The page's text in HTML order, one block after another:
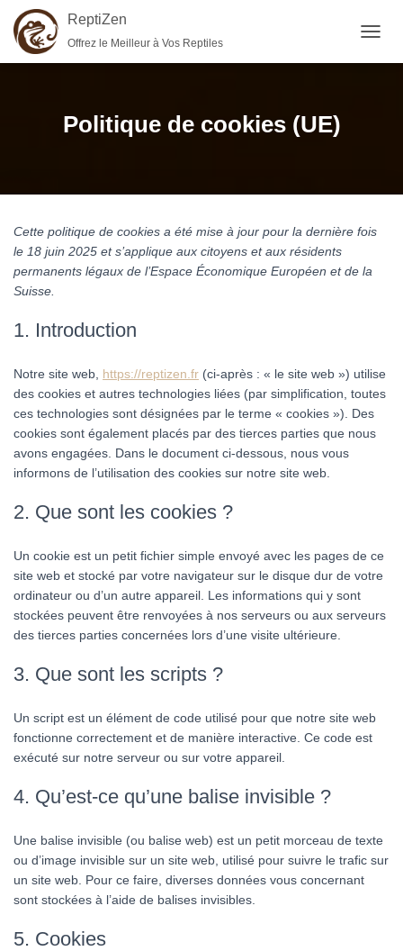
ReptiZen
Offrez le Meilleur à Vos Reptiles
Politique de cookies (UE)
Cette politique de cookies a été mise à jour pour la dernière fois
le 18 juin 2025 et s’applique aux citoyens et aux résidents
permanents légaux de l’Espace Économique Européen et de la
Suisse.
1. Introduction
Notre site web, https://reptizen.fr (ci-après : « le site web ») utilise
des cookies et autres technologies liées (par simplification, toutes
ces technologies sont désignées par le terme « cookies »). Des
cookies sont également placés par des tierces parties que nous
avons engagées. Dans le document ci-dessous, nous vous
informons de l’utilisation des cookies sur notre site web.
2. Que sont les cookies ?
Un cookie est un petit fichier simple envoyé avec les pages de ce
site web et stocké par votre navigateur sur le disque dur de votre
ordinateur ou d’un autre appareil. Les informations qui y sont
stockées peuvent être renvoyées à nos serveurs ou aux serveurs
des tierces parties concernées lors d’une visite ultérieure.
3. Que sont les scripts ?
Un script est un élément de code utilisé pour que notre site web
fonctionne correctement et de manière interactive. Ce code est
exécuté sur notre serveur ou sur votre appareil.
4. Qu’est-ce qu’une balise invisible ?
Une balise invisible (ou balise web) est un petit morceau de texte
ou d’image invisible sur un site web, utilisé pour suivre le trafic sur
un site web. Pour ce faire, diverses données vous concernant
sont stockées à l’aide de balises invisibles.
5. Cookies